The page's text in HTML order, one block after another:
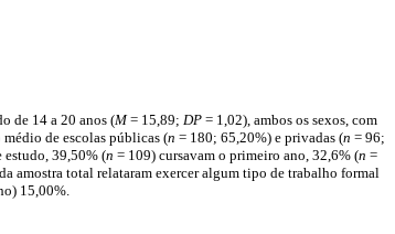
de 14 a 20 anos (M= 15,89; DP = 1,02), ambos os sexos, com
de escolas públicas (n = 180; 65,20%) e privadas (n = 96;
estudo, 39,50% (n = 109) cursavam o primeiro ano, 32,6% (n =
amostra total relataram exercer algum tipo de trabalho formal
15,00%.